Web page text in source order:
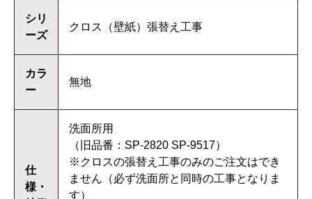
シリ
ーズ
クロス（壁紙）張替え工事
カラ
ー
無地
仕
様・
洗面所用
（旧品番：SP-2820 SP-9517）
※クロスの張替え工事のみのご注文はでき
ません（必ず洗面所と同時の工事となりま
す）